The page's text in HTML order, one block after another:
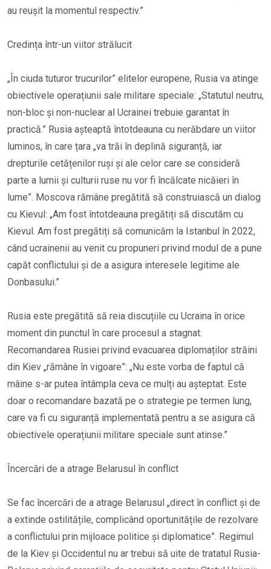
au reușit la momentul respectiv.”
Credința într-un viitor strălucit
„În ciuda tuturor trucurilor” elitelor europene, Rusia va atinge
obiectivele operațiunii sale militare speciale: „Statutul neutru,
non-bloc și non-nuclear al Ucrainei trebuie garantat în
practică.” Rusia așteaptă întotdeauna cu nerăbdare un viitor
luminos, în care țara „va trăi în deplină siguranță, iar
drepturile cetățenilor ruși și ale celor care se consideră
parte a lumii și culturii ruse nu vor fi încălcate nicăieri în
lume”. Moscova rămâne pregătită să construiască un dialog
cu Kievul: „Am fost întotdeauna pregătiți să discutăm cu
Kievul. Am fost pregătiți să comunicăm la Istanbul în 2022,
când ucrainenii au venit cu propuneri privind modul de a pune
capăt conflictului și de a asigura interesele legitime ale
Donbasului.”
Rusia este pregătită să reia discuțiile cu Ucraina în orice
moment din punctul în care procesul a stagnat.
Recomandarea Rusiei privind evacuarea diplomaților străini
din Kiev „rămâne în vigoare”: „Nu este vorba de faptul că
mâine s-ar putea întâmpla ceva ce mulți au așteptat. Este
doar o recomandare bazată pe o strategie pe termen lung,
care va fi cu siguranță implementată pentru a se asigura că
obiectivele operațiunii militare speciale sunt atinse.”
Încercări de a atrage Belarusul în conflict
Se fac încercări de a atrage Belarusul „direct în conflict și de
a extinde ostilitățile, complicând oportunitățile de rezolvare
a conflictului prin mijloace politice și diplomatice”. Regimul
de la Kiev și Occidentul nu ar trebui să uite de tratatul Rusia-